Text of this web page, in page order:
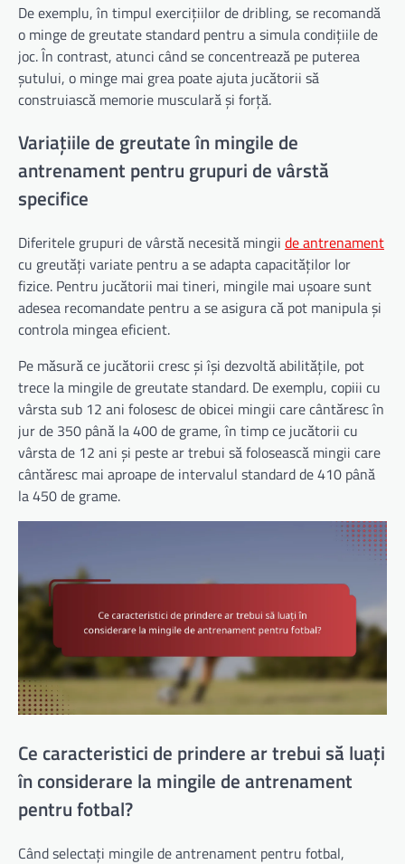
De exemplu, în timpul exercițiilor de dribling, se recomandă
o minge de greutate standard pentru a simula condițiile de
joc. În contrast, atunci când se concentrează pe puterea
șutului, o minge mai grea poate ajuta jucătorii să
construiască memorie musculară și forță.
Variațiile de greutate în mingile de
antrenament pentru grupuri de vârstă
specifice
Diferitele grupuri de vârstă necesită mingii de antrenament
cu greutăți variate pentru a se adapta capacităților lor
fizice. Pentru jucătorii mai tineri, mingile mai ușoare sunt
adesea recomandate pentru a se asigura că pot manipula și
controla mingea eficient.
Pe măsură ce jucătorii cresc și își dezvoltă abilitățile, pot
trece la mingile de greutate standard. De exemplu, copiii cu
vârsta sub 12 ani folosesc de obicei mingii care cântăresc în
jur de 350 până la 400 de grame, în timp ce jucătorii cu
vârsta de 12 ani și peste ar trebui să folosească mingii care
cântăresc mai aproape de intervalul standard de 410 până
la 450 de grame.
Ce caracteristici de prindere ar trebui să luați
în considerare la mingile de antrenament
pentru fotbal?
Când selectați mingile de antrenament pentru fotbal,